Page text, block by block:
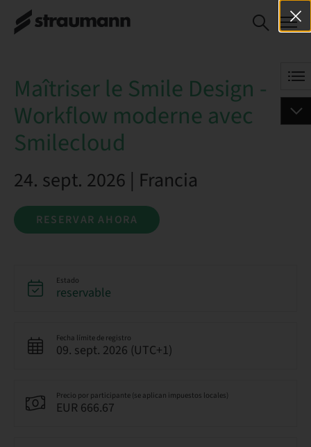
Maîtriser le Smile Design
- Workflow moderne
RESERVAR AHORA
Maîtriser le Smile Design -
Workflow moderne avec
Smilecloud
24. sept. 2026 | Francia
RESERVAR AHORA
Estado
reservable
Fecha límite de registro
09. sept. 2026 (UTC+1)
Precio por participante (se aplican impuestos locales)
EUR 666.67